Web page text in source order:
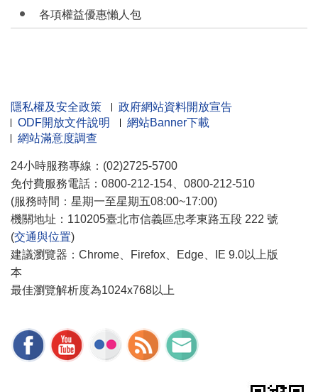
各項權益優惠懶人包
隱私權及安全政策
政府網站資料開放宣告
ODF開放文件說明
網站Banner下載
網站滿意度調查
24小時服務專線：(02)2725-5700
免付費服務電話：0800-212-154、0800-212-510
(服務時間：星期一至星期五08:00~17:00)
機關地址：110205臺北市信義區忠孝東路五段 222 號
(交通與位置)
建議瀏覽器：Chrome、Firefox、Edge、IE 9.0以上版
本
最佳瀏覽解析度為1024x768以上